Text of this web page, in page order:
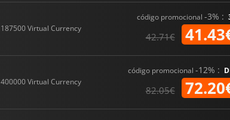
187500 Virtual Currency
código promocional -3% :
42.71€
400000 Virtual Currency
código promocional -12% :
82.05€